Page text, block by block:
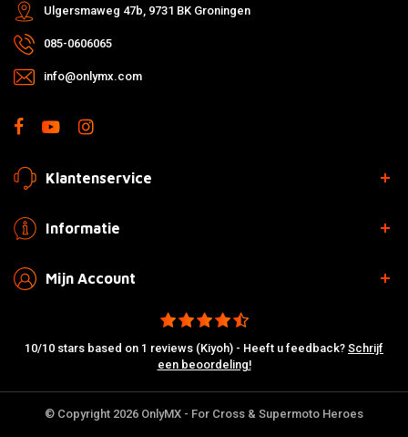
Ulgersmaweg 47b, 9731 BK Groningen
085-0606065
info@onlymx.com
Klantenservice
Informatie
Mijn Account
10/10 stars based on 1 reviews (Kiyoh) - Heeft u feedback? Schrijf
een beoordeling!
© Copyright 2026 OnlyMX - For Cross & Supermoto Heroes